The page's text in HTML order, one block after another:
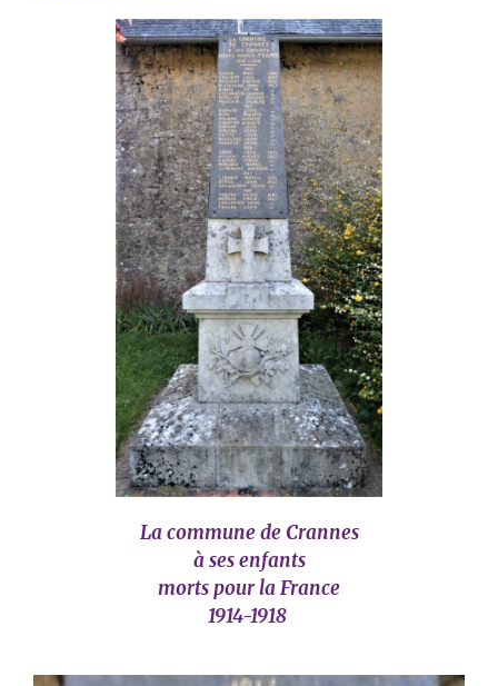
La commune de Crannes
à ses enfants
morts pour la France
1914-1918